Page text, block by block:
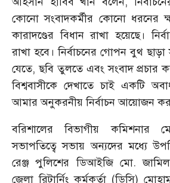
কোনো সংবাদকর্মীর কোনো ধরনের
কারাদণ্ডের বিধান রাখা হয়েছে।
রাখা হবে। নির্বাচনের গোপন বুথ ছাড়া
যেতে, ছবি তুলতে এবং সংবাদ প্রচার
বিশ্ববাসীকে দেখাতে চাই একটি
আমার অনুকরনীয় নির্বাচন আয়োজন
বরিশালের বিভাগীয়
সভাপতিত্বে সভায় অন্যদের মধ্যে
রেঞ্জ পুলিশের ডিআইজি মো.
জেলা রিটার্নিং কর্মকর্তা (ডিসি)